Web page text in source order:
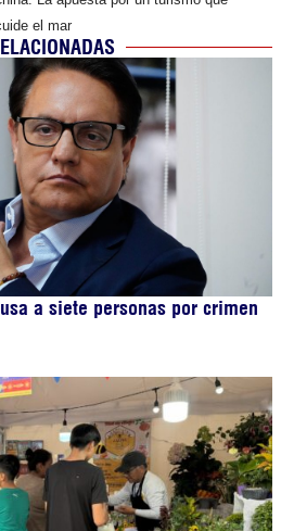
el mar
a siete personas por crimen